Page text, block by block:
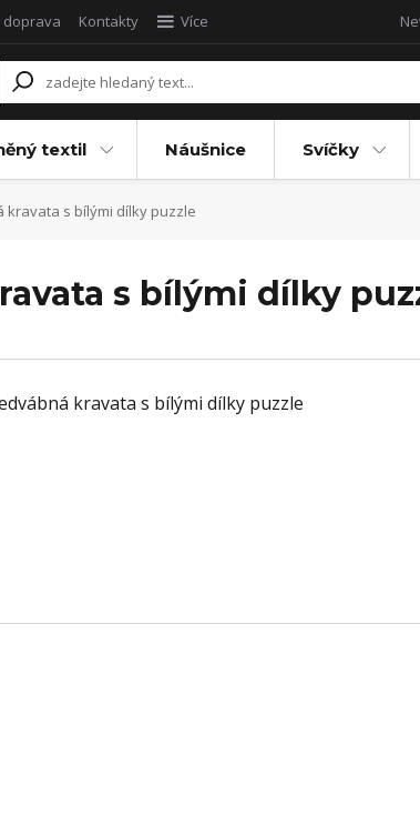
doprava Kontakty Více
textil Náušnice Svíčky
kravata s bílými dílky puzzle
s bílými dílky